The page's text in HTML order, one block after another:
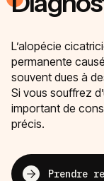
L’alopécie
permanente
souvent dues à
Si vous souffrez
important de
précis.
Prendre